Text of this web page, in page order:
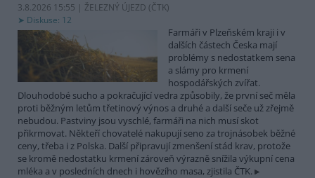
3.8.2026 15:55 | ŽELEZNÝ ÚJEZD (ČTK)
Diskuse: 12
Farmáři v Plzeňském kraji i v
dalších částech Česka mají
problémy s nedostatkem sena
a slámy pro krmení
hospodářských zvířat.
Dlouhodobé sucho a pokračující vedra způsobily, že první seč měla
proti běžným letům třetinový výnos a druhé a další seče už zřejmě
nebudou. Pastviny jsou vyschlé, farmáři na nich musí skot
přikrmovat. Někteří chovatelé nakupují seno za trojnásobek běžné
ceny, třeba i z Polska. Další připravují zmenšení stád krav, protože
se kromě nedostatku krmení zároveň výrazně snížila výkupní cena
mléka a v posledních dnech i hovězího masa, zjistila ČTK.